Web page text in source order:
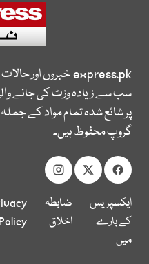
express.pkخبروں اور
سب سے زیادہ وزٹ کی جانے
پر شائع شدہ تمام مواد کے
گروپ محفوظ ہیں۔
ایکسپریس
کے بارے
میں
ضابطہ
اخلاق
Policy